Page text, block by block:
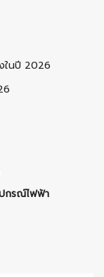
ในปี 2026
กรณ์ไฟฟ้า